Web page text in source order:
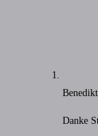
Benedikt
Danke